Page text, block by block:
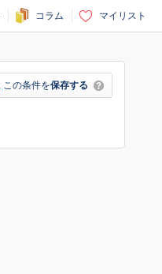
コラム マイリスト
この条件を保存する